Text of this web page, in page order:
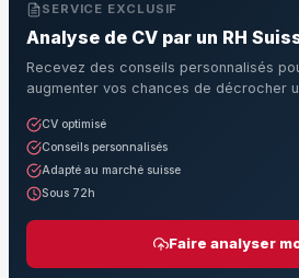
SERVICE EXCLUSIF
Analyse de CV par un RH
Recevez des conseils personnalisés
augmenter vos chances de décrocher
CV optimisé
Conseils personnalisés
Adapté au marché suisse
Sous 72h
Faire analyser